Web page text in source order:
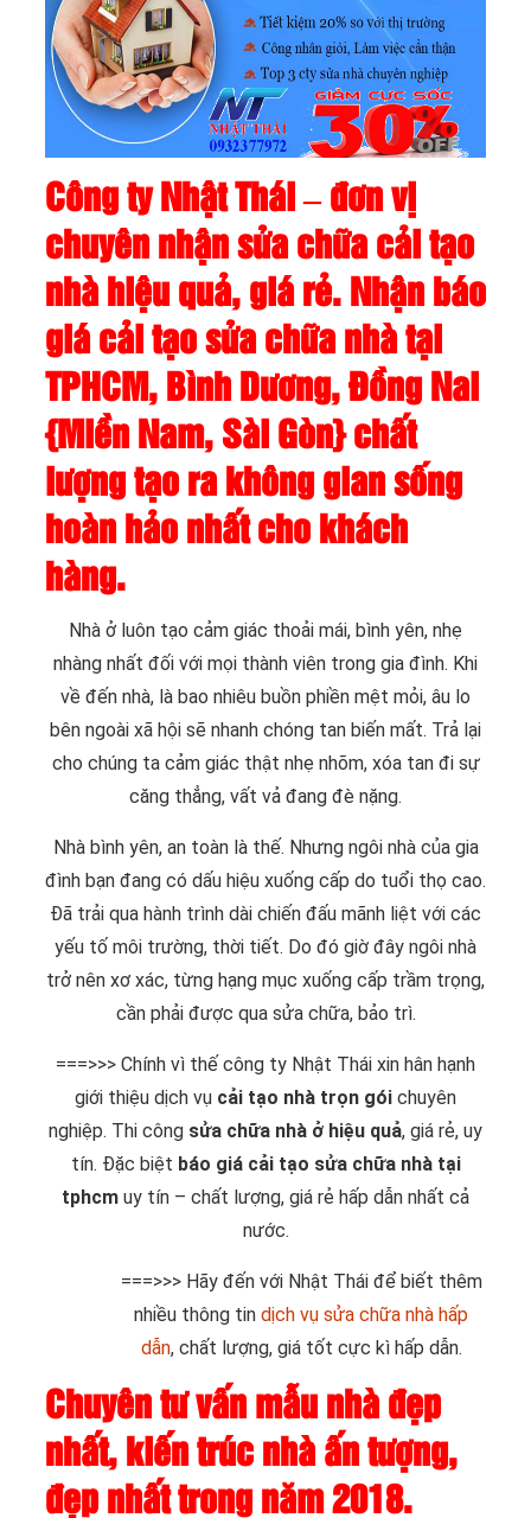
Công ty Nhật Thái – đơn vị
chuyên nhận sửa chữa cải tạo
nhà hiệu quả, giá rẻ. Nhận báo
giá cải tạo sửa chữa nhà tại
TPHCM, Bình Dương, Đồng Nai
{Miền Nam, Sài Gòn} chất
lượng tạo ra không gian sống
hoàn hảo nhất cho khách
hàng.
Nhà ở luôn tạo cảm giác thoải mái, bình yên, nhẹ
nhàng nhất đối với mọi thành viên trong gia đình. Khi
về đến nhà, là bao nhiêu buồn phiền mệt mỏi, âu lo
bên ngoài xã hội sẽ nhanh chóng tan biến mất. Trả lại
cho chúng ta cảm giác thật nhẹ nhõm, xóa tan đi sự
căng thẳng, vất vả đang đè nặng.
Nhà bình yên, an toàn là thế. Nhưng ngôi nhà của gia
đình bạn đang có dấu hiệu xuống cấp do tuổi thọ cao.
Đã trải qua hành trình dài chiến đấu mãnh liệt với các
yếu tố môi trường, thời tiết. Do đó giờ đây ngôi nhà
trở nên xơ xác, từng hạng mục xuống cấp trầm trọng,
cần phải được qua sửa chữa, bảo trì.
===>>> Chính vì thế công ty Nhật Thái xin hân hạnh
giới thiệu dịch vụ cải tạo nhà trọn gói chuyên
nghiệp. Thi công sửa chữa nhà ở hiệu quả, giá rẻ, uy
tín. Đặc biệt báo giá cải tạo sửa chữa nhà tại
tphcm uy tín – chất lượng, giá rẻ hấp dẫn nhất cả
nước.
===>>> Hãy đến với Nhật Thái để biết thêm
nhiều thông tin dịch vụ sửa chữa nhà hấp
dẫn, chất lượng, giá tốt cực kì hấp dẫn.
Chuyên tư vấn mẫu nhà đẹp
nhất, kiến trúc nhà ấn tượng,
đẹp nhất trong năm 2018.